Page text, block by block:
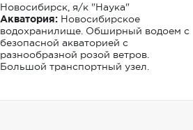
Новосибирск, я/к "Наука"
Акватория: Новосибирское
водохранилище. Обширный водоем с
безопасной акваторией с
разнообразной розой ветров.
Большой транспортный узел.